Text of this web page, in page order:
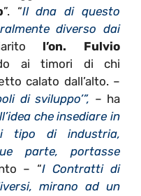
”. “Il dna di questo
diverso dai
l’on. Fulvio
ai timori di chi
calato dall’alto. –
di sviluppo’”, – ha
che insediare in
tipo di industria,
parte, portasse
– “I Contratti di
mirano ad un